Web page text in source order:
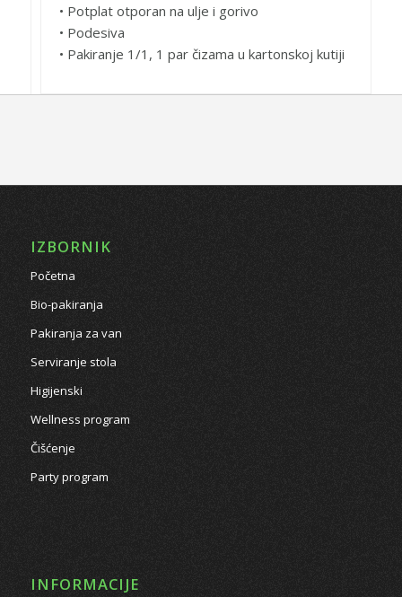
• Potplat otporan na ulje i gorivo
• Podesiva
• Pakiranje 1/1, 1 par čizama u kartonskoj kutiji
IZBORNIK
Početna
Bio-pakiranja
Pakiranja za van
Serviranje stola
Higijenski
Wellness program
Čišćenje
Party program
INFORMACIJE